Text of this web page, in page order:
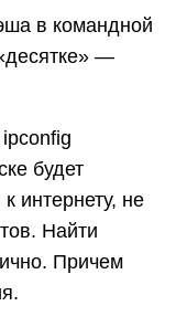
в командной
—
будет
интернету, не
Найти
Причем